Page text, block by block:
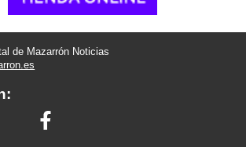
de Mazarrón Noticias